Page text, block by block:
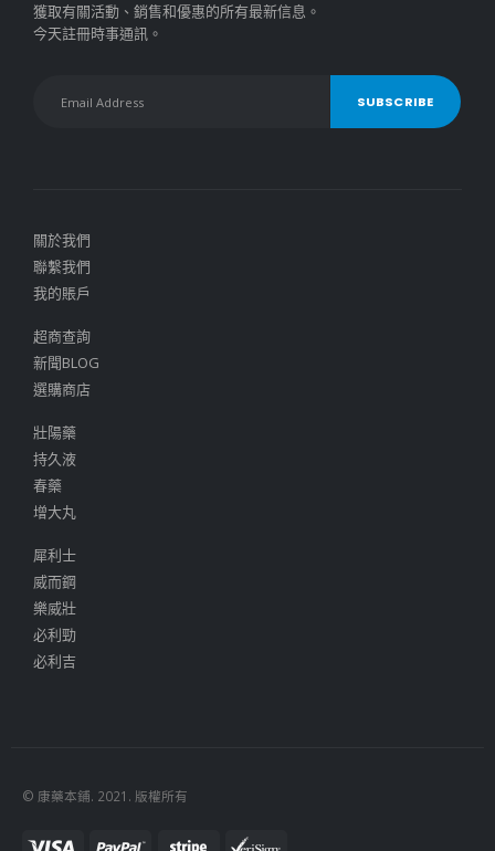
獲取有關活動、銷售和優惠的所有最新信息。
今天註冊時事通訊。
關於我們
聯繫我們
我的賬戶
超商查詢
新聞BLOG
選購商店
壯陽藥
持久液
春藥
增大丸
犀利士
威而鋼
樂威壯
必利勁
必利吉
© 康藥本鋪. 2021. 版權所有